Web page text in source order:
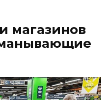
магазинов